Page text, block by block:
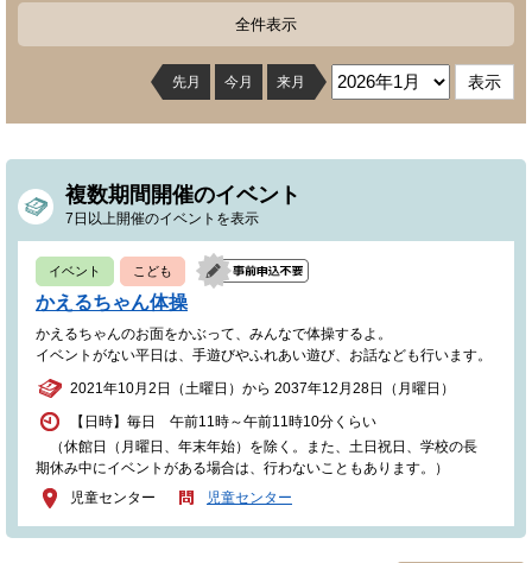
全件表示
先月 今月 来月
複数期間開催のイベント
7日以上開催のイベントを表示
イベント こども
かえるちゃん体操
かえるちゃんのお面をかぶって、みんなで体操するよ。
イベントがない平日は、手遊びやふれあい遊び、お話なども行います。
2021年10月2日（土曜日）から 2037年12月28日（月曜日）
【日時】毎日 午前11時～午前11時10分くらい
（休館日（月曜日、年末年始）を除く。また、土日祝日、学校の長
期休み中にイベントがある場合は、行わないこともあります。）
児童センター
児童センター